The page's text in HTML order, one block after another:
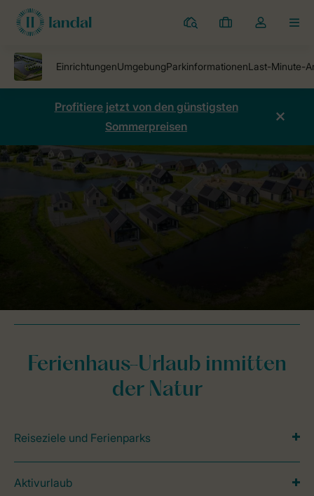
Ferienparks
Meine
Dropdown-
öffnen
Profitiere jetzt von den günstigsten
Sommerpreisen
Waterresort Blocksyl Preise vergleichen
Ferienhaus-Urlaub inmitten
der Natur
Reiseziele und Ferienparks
Aktivurlaub